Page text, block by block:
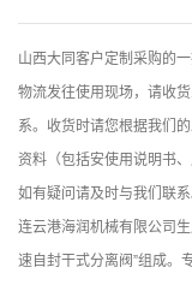
山西大同 客户定制采购的
物流发往使用现场，请收
系。收货时请您根据我们
资料（包括安使用说明书
如有疑问请及时与我们联系
连云港海润机械有限公司
速自封干式分离阀”组成。